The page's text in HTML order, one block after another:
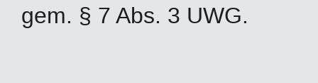
gem. § 7 Abs. 3 UWG.